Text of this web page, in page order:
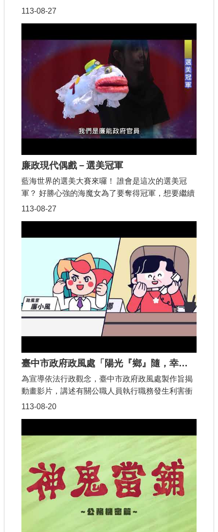
113-08-27
111年度推動品格教育計畫之「童心寫力·筆出好故
校園誠信、廉潔之品格教育。
廉政現代偶戲－選美冠軍
113-08-27
藍海世界的選美大賽來囉！ 誰會是這次的選美冠
軍？ 好勝心強的海魔女為了要奪得冠軍，想要繼續
蟬聯第一名，竟然不擇手段行賄評選委員，還跟海
的結局究竟如何呢? 讓我們一同來欣賞桃園市同安
國小創意偶團的精彩演出~~桃園市政府政風處與教
育局為提高公眾認識貪腐之存在、根源、嚴重性及
其所構成之威脅，特別委託桃園市同安國小將廉
潔、誠信及貪腐零容忍等意識納入課程教材或教
案，創新以創新偶劇表演等方式，將廉潔意識及品
德素養扎根學齡前兒童，擴及不同年齡層的小學生
及國高中生以上對象之心中。
臺中市政府政風處「陽光『鄉』隨，幸福『廉』結」動畫影片
113-08-20
為宣導依法行政觀念，臺中市政府政風處製作旨揭
動畫影片，講述有關公職人員執行職務發生利害衝
突情事時，應依法踐行迴避程序，以及公務員遇有